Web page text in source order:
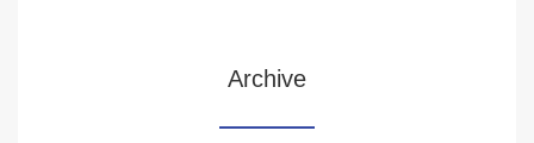
Archive